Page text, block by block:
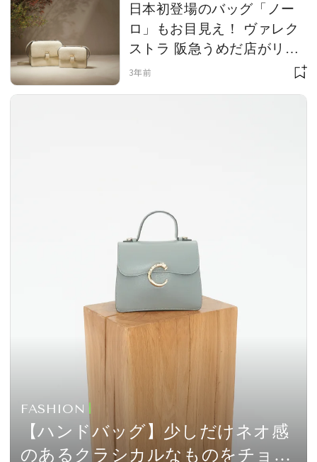
日本初登場のバッグ「ノー
ロ」もお目見え！ ヴァレク
ストラ 阪急うめだ店がリニ
ューアルオープン
3年前
FASHION
【ハンドバッグ】少しだけネオ感
のあるクラシカルなものをチョイ